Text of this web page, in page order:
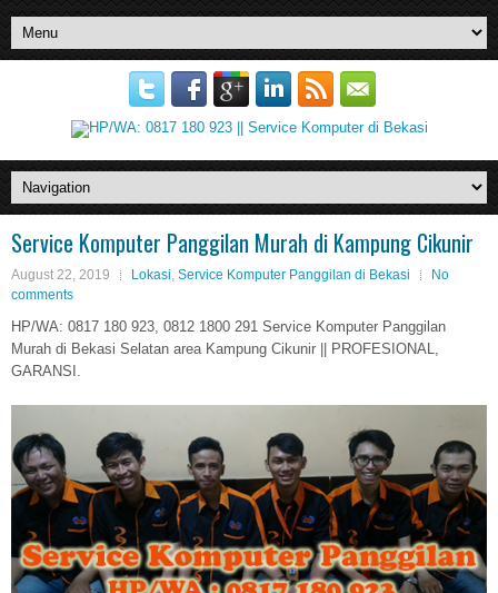
Service Komputer Panggilan Murah di Kampung Cikunir
August 22, 2019 Lokasi, Service Komputer Panggilan di Bekasi
No
comments
HP/WA: 0817 180 923, 0812 1800 291 Service Komputer Panggilan
Murah di Bekasi Selatan area Kampung Cikunir || PROFESIONAL,
GARANSI.